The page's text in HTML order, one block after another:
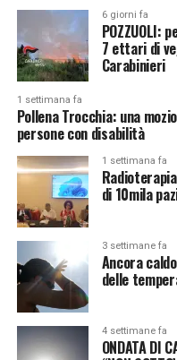
6 giorni fa
POZZUOLI:
7 ettari di
Carabinieri
1 settimana fa
Pollena Trocchia: una
persone con disabilità
1 settimana fa
di 10mila
3 settimane fa
Ancora
delle
4 settimane fa
ONDATA DI